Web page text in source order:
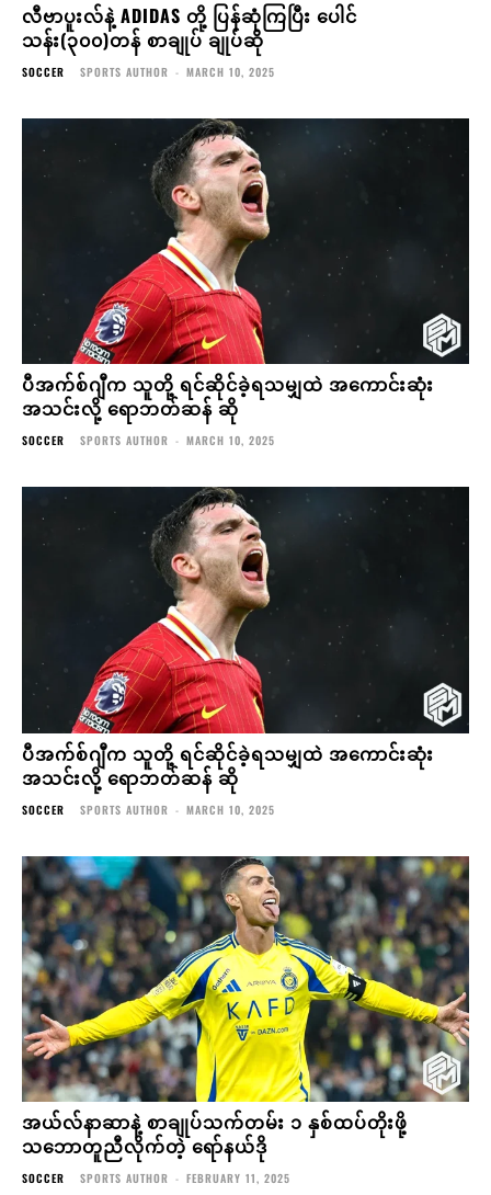
လီဗာပူးလ်နဲ့ ADIDAS တို့ ပြန်ဆုံကြပြီး ပေါင်
သန်း(၃၀၀)တန် စာချုပ် ချုပ်ဆို
SOCCER SPORTS AUTHOR - MARCH 10, 2025
ပီအက်စ်ဂျီက သူတို့ ရင်ဆိုင်ခဲ့ရသမျှထဲ အကောင်းဆုံး
အသင်းလို့ ရောဘတ်ဆန် ဆို
SOCCER SPORTS AUTHOR - MARCH 10, 2025
ပီအက်စ်ဂျီက သူတို့ ရင်ဆိုင်ခဲ့ရသမျှထဲ အကောင်းဆုံး
အသင်းလို့ ရောဘတ်ဆန် ဆို
SOCCER SPORTS AUTHOR - MARCH 10, 2025
အယ်လ်နာဆာနဲ့ စာချုပ်သက်တမ်း ၁ နှစ်ထပ်တိုးဖို့
သဘောတူညီလိုက်တဲ့ ရော်နယ်ဒို
SOCCER SPORTS AUTHOR - FEBRUARY 11, 2025